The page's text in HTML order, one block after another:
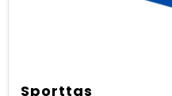
Sporttas